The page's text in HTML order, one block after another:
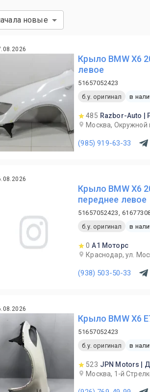
новые
Крыло BMW X6
левое
51657052423
б.у. оригинал
в
485 Razbor-Auto |
Москва, Окружной
(985) 919-63-33
Крыло BMW X6
переднее левое
51657052423,
б.у. оригинал
в
0 А1 Моторс
Краснодар, ул.
(938) 503-50-33
Крыло BMW X6
51657052423
б.у. оригинал
в
523 JPN Motors |
Москва, 1-й